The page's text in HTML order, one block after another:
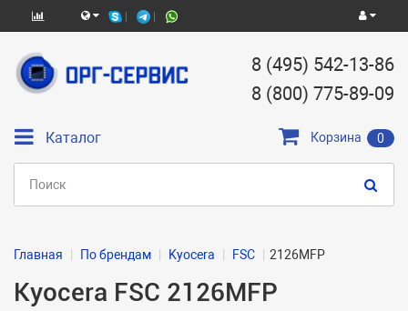
8 (495) 542-13-86
8 (800) 775-89-09
Каталог Корзина 0
Главная По брендам Kyocera FSC 2126MFP
Kyocera FSC 2126MFP